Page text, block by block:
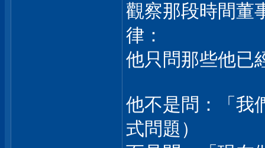
觀察那段時間董
律：
他只問那些他已
他不是問：「我
式問題）